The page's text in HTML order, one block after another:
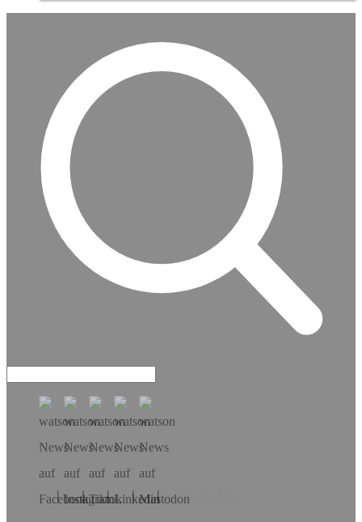
Hol dir die App!